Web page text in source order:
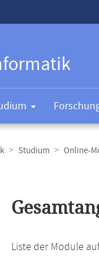
Studium Online-
Liste der Module